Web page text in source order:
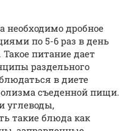
необходимо дробное
по 5-6 раз в день
питание дает
раздельного
в диете
съеденной пищи.
углеводы,
такие блюда как